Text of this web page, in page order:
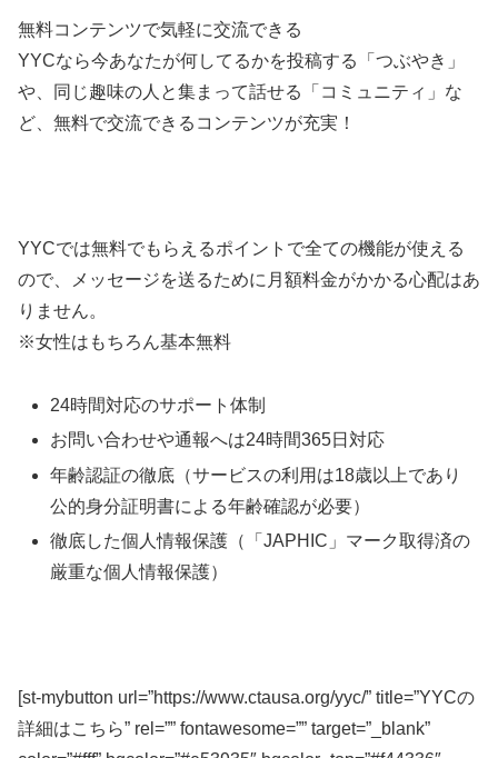
無料コンテンツで気軽に交流できる
YYCなら今あなたが何してるかを投稿する「つぶやき」
や、同じ趣味の人と集まって話せる「コミュニティ」な
ど、無料で交流できるコンテンツが充実！
YYCでは無料でもらえるポイントで全ての機能が使える
ので、メッセージを送るために月額料金がかかる心配はあ
りません。
※女性はもちろん基本無料
24時間対応のサポート体制
お問い合わせや通報へは24時間365日対応
年齢認証の徹底（サービスの利用は18歳以上であり
公的身分証明書による年齢確認が必要）
徹底した個人情報保護（「JAPHIC」マーク取得済の
厳重な個人情報保護）
[st-mybutton url=”https://www.ctausa.org/yyc/” title=”YYCの
詳細はこちら” rel=”” fontawesome=”” target=”_blank”